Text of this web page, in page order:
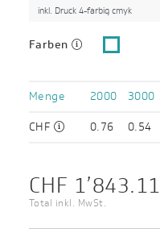
inkl. Druck 4-farbig cmyk
Farben
Menge 2000 3000
CHF
0.76 0.54
CHF 1’843.11
Total inkl. MwSt.